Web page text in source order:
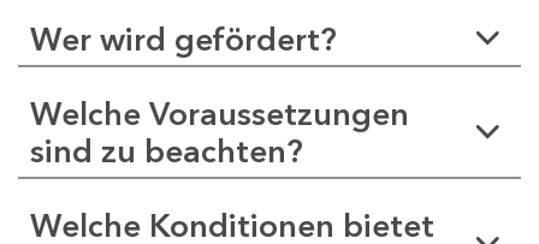
Wer wird gefördert?
Welche Voraussetzungen
sind zu beachten?
Welche Konditionen bietet